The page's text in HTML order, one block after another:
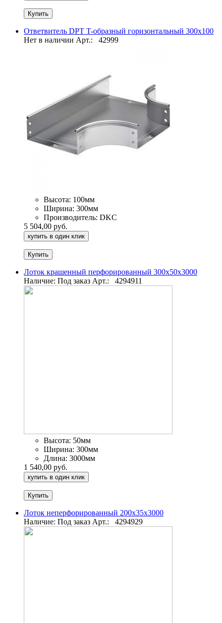
Ответвитель DPT T-образный горизонтальный 300х100
Нет в наличии Арт.: 42999
Высота: 100мм
Ширина: 300мм
Производитель: DKC
5 504,00 руб.
купить в один клик
Лоток крашенный перфорированный 300х50х3000
Наличие: Под заказ Арт.: 4294911
Высота: 50мм
Ширина: 300мм
Длина: 3000мм
1 540,00 руб.
купить в один клик
Лоток неперфорированный 200х35х3000
Наличие: Под заказ Арт.: 4294929